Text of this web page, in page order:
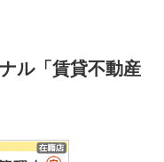
ル「賃貸不動産